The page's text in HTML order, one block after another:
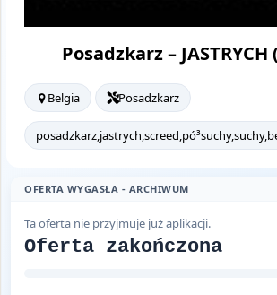
Posadzkarz –
Belgia Posadzkarz
OFERTA WYGASŁA - ARCHIWUM
Ta oferta nie przyjmuje już aplikacji.
Oferta zakończona